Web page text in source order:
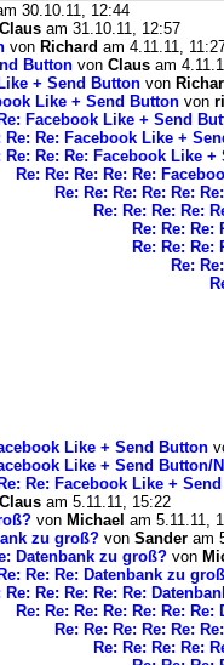
30.10.11, 12:44
Claus am 31.10.11, 12:57
von Richard am 4.11.11,
Button von Claus am
+ Send Button von
Like + Send Button von
Facebook Like + Send
Re: Re: Facebook Like +
Re: Re: Re: Facebook Like
Re: Re: Re: Re: Re:
Re: Re: Re: Re: Re:
Re: Re: Re: Re:
Re: Re: Re:
Re: Re: Re:
Re:
Like + Send Button
Like + Send Button/
Re: Facebook Like +
Claus am 5.11.11, 15:22
von Michael am 5.11.11,
zu groß? von Sander am
Datenbank zu groß? von
Re: Re: Datenbank zu
Re: Re: Re: Re: Re:
Re: Re: Re: Re: Re: Re:
Re: Re: Re: Re: Re:
Re: Re: Re: Re: